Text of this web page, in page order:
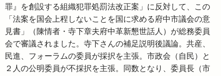
罪』を創設する組織犯罪処罰法改正案」に反対して、この
「法案を国会上程しないことを国に求める府中市議会の意
見書」（陳情者・寺下章夫府中革新懇世話人）が総務委員
会で審議されました。寺下さんの補足説明後議論。共産、
民進、フォーラムの委員が採択を主張。市政会（自民）と
２人の公明委員が不採択を主張。同数となり、委員長（市